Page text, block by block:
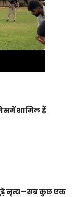
शामिल हैं
जुड़े नृत्य—सब कुछ एक